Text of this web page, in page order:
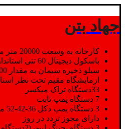
جهاد بتن
کارخانه به وسعت 20000 متر مربع
باسکول دیجیتال 60 تنی استاندارد
سیلو ذخیره سیمان به مقدار 2500تن
ازمایشگاه مقیم تحت نظر
33دستگاه تراک میکسر
7 دستگاه پمپ ثابت
3 دستگاه پمپ دکل 36-42-52 متری
دارای مجوز تردد در روز